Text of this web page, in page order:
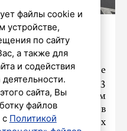
в Петербурге
за январь-июль 2023
периодом
момент в
308 таких
файлы cookie и
устройстве,
по сайту
а также для
и содействия
сайта, Вы
файлов
с Политикой